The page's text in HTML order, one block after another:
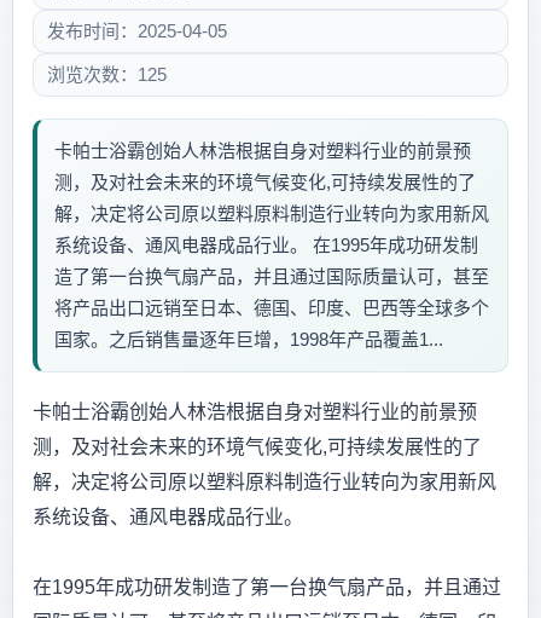
发布时间：2025-04-05
浏览次数：125
卡帕士浴霸创始人林浩根据自身对塑料行业的前景预
测，及对社会未来的环境气候变化,可持续发展性的了
解，决定将公司原以塑料原料制造行业转向为家用新风
系统设备、通风电器成品行业。 在1995年成功研发制
造了第一台换气扇产品，并且通过国际质量认可，甚至
将产品出口远销至日本、德国、印度、巴西等全球多个
国家。之后销售量逐年巨增，1998年产品覆盖1...
卡帕士浴霸创始人林浩根据自身对塑料行业的前景预
测，及对社会未来的环境气候变化,可持续发展性的了
解，决定将公司原以塑料原料制造行业转向为家用新风
系统设备、通风电器成品行业。
在1995年成功研发制造了第一台换气扇产品，并且通过